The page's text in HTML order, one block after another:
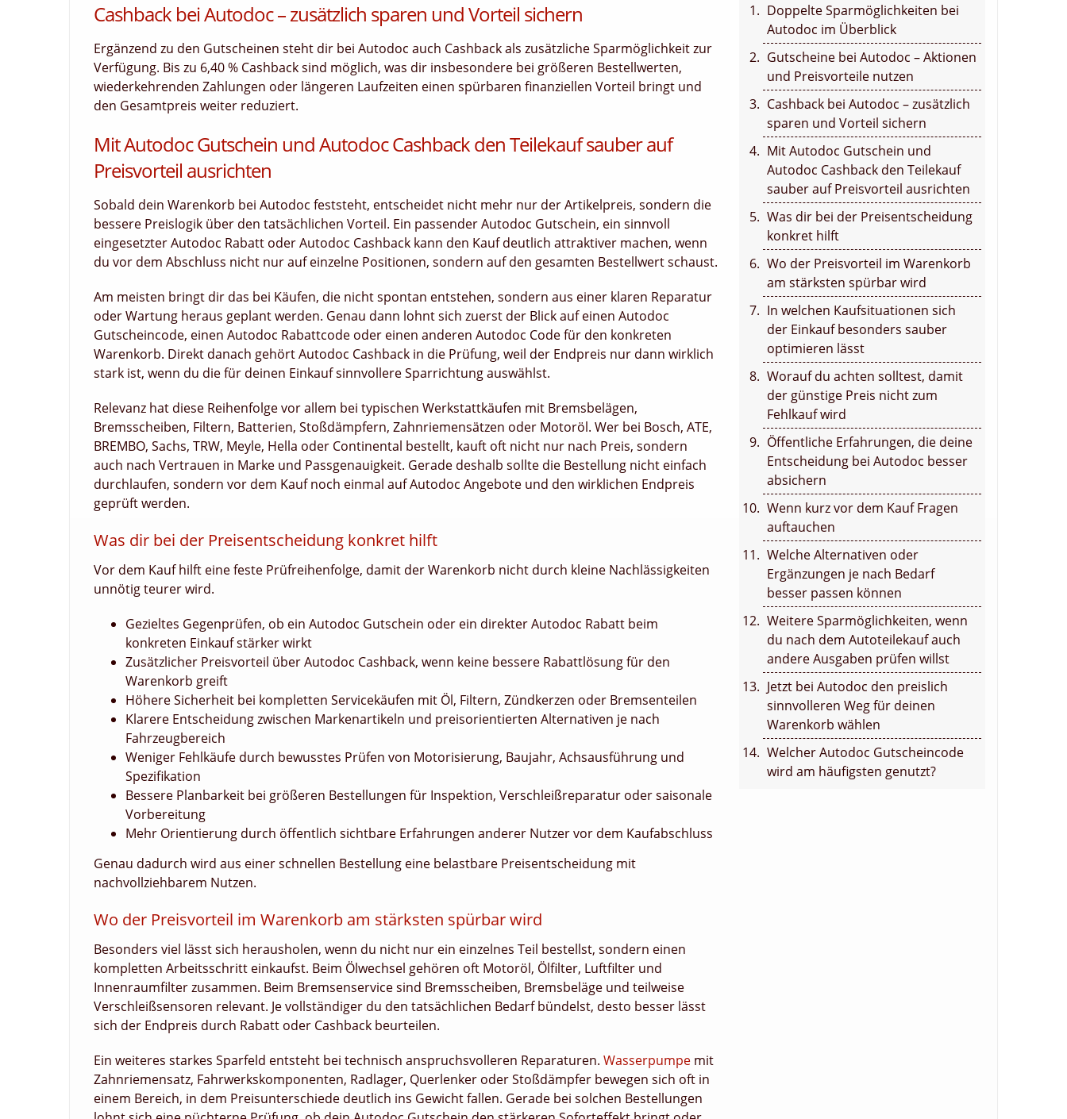
Doppelte Sparmöglichkeiten bei
Autodoc im Überblick
Gutscheine bei Autodoc – Aktionen
und Preisvorteile nutzen
Cashback bei Autodoc – zusätzlich
sparen und Vorteil sichern
Mit Autodoc Gutschein und
Autodoc Cashback den Teilekauf
sauber auf Preisvorteil ausrichten
Was dir bei der Preisentscheidung
konkret hilft
Wo der Preisvorteil im Warenkorb
am stärksten spürbar wird
In welchen Kaufsituationen sich
der Einkauf besonders sauber
optimieren lässt
Worauf du achten solltest, damit
der günstige Preis nicht zum
Fehlkauf wird
Öffentliche Erfahrungen, die deine
Entscheidung bei Autodoc besser
absichern
Wenn kurz vor dem Kauf Fragen
auftauchen
Welche Alternativen oder
Ergänzungen je nach Bedarf
besser passen können
Weitere Sparmöglichkeiten, wenn
du nach dem Autoteilekauf auch
andere Ausgaben prüfen willst
Jetzt bei Autodoc den preislich
sinnvolleren Weg für deinen
Warenkorb wählen
Welcher Autodoc Gutscheincode
wird am häufigsten genutzt?
Cashback bei Autodoc – zusätzlich sparen und Vorteil sichern
Ergänzend zu den Gutscheinen steht dir bei Autodoc auch Cashback als zusätzliche Sparmöglichkeit zur
Verfügung. Bis zu 6,40 % Cashback sind möglich, was dir insbesondere bei größeren Bestellwerten,
wiederkehrenden Zahlungen oder längeren Laufzeiten einen spürbaren finanziellen Vorteil bringt und
den Gesamtpreis weiter reduziert.
Mit Autodoc Gutschein und Autodoc Cashback den Teilekauf sauber auf
Preisvorteil ausrichten
Sobald dein Warenkorb bei Autodoc feststeht, entscheidet nicht mehr nur der Artikelpreis, sondern die
bessere Preislogik über den tatsächlichen Vorteil. Ein passender Autodoc Gutschein, ein sinnvoll
eingesetzter Autodoc Rabatt oder Autodoc Cashback kann den Kauf deutlich attraktiver machen, wenn
du vor dem Abschluss nicht nur auf einzelne Positionen, sondern auf den gesamten Bestellwert schaust.
Am meisten bringt dir das bei Käufen, die nicht spontan entstehen, sondern aus einer klaren Reparatur
oder Wartung heraus geplant werden. Genau dann lohnt sich zuerst der Blick auf einen Autodoc
Gutscheincode, einen Autodoc Rabattcode oder einen anderen Autodoc Code für den konkreten
Warenkorb. Direkt danach gehört Autodoc Cashback in die Prüfung, weil der Endpreis nur dann wirklich
stark ist, wenn du die für deinen Einkauf sinnvollere Sparrichtung auswählst.
Relevanz hat diese Reihenfolge vor allem bei typischen Werkstattkäufen mit Bremsbelägen,
Bremsscheiben, Filtern, Batterien, Stoßdämpfern, Zahnriemensätzen oder Motoröl. Wer bei Bosch, ATE,
BREMBO, Sachs, TRW, Meyle, Hella oder Continental bestellt, kauft oft nicht nur nach Preis, sondern
auch nach Vertrauen in Marke und Passgenauigkeit. Gerade deshalb sollte die Bestellung nicht einfach
durchlaufen, sondern vor dem Kauf noch einmal auf Autodoc Angebote und den wirklichen Endpreis
geprüft werden.
Was dir bei der Preisentscheidung konkret hilft
Vor dem Kauf hilft eine feste Prüfreihenfolge, damit der Warenkorb nicht durch kleine Nachlässigkeiten
unnötig teurer wird.
Gezieltes Gegenprüfen, ob ein Autodoc Gutschein oder ein direkter Autodoc Rabatt beim
konkreten Einkauf stärker wirkt
Zusätzlicher Preisvorteil über Autodoc Cashback, wenn keine bessere Rabattlösung für den
Warenkorb greift
Höhere Sicherheit bei kompletten Servicekäufen mit Öl, Filtern, Zündkerzen oder Bremsenteilen
Klarere Entscheidung zwischen Markenartikeln und preisorientierten Alternativen je nach
Fahrzeugbereich
Weniger Fehlkäufe durch bewusstes Prüfen von Motorisierung, Baujahr, Achsausführung und
Spezifikation
Bessere Planbarkeit bei größeren Bestellungen für Inspektion, Verschleißreparatur oder saisonale
Vorbereitung
Mehr Orientierung durch öffentlich sichtbare Erfahrungen anderer Nutzer vor dem Kaufabschluss
Genau dadurch wird aus einer schnellen Bestellung eine belastbare Preisentscheidung mit
nachvollziehbarem Nutzen.
Wo der Preisvorteil im Warenkorb am stärksten spürbar wird
Besonders viel lässt sich herausholen, wenn du nicht nur ein einzelnes Teil bestellst, sondern einen
kompletten Arbeitsschritt einkaufst. Beim Ölwechsel gehören oft Motoröl, Ölfilter, Luftfilter und
Innenraumfilter zusammen. Beim Bremsenservice sind Bremsscheiben, Bremsbeläge und teilweise
Verschleißsensoren relevant. Je vollständiger du den tatsächlichen Bedarf bündelst, desto besser lässt
sich der Endpreis durch Rabatt oder Cashback beurteilen.
Ein weiteres starkes Sparfeld entsteht bei technisch anspruchsvolleren Reparaturen. Wasserpumpe mit
Zahnriemensatz, Fahrwerkskomponenten, Radlager, Querlenker oder Stoßdämpfer bewegen sich oft in
einem Bereich, in dem Preisunterschiede deutlich ins Gewicht fallen. Gerade bei solchen Bestellungen